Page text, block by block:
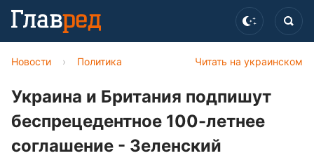
Читать на украинском
Новости › Политика
Украина и Британия подпишут
беспрецедентное 100-летнее
соглашение - Зеленский